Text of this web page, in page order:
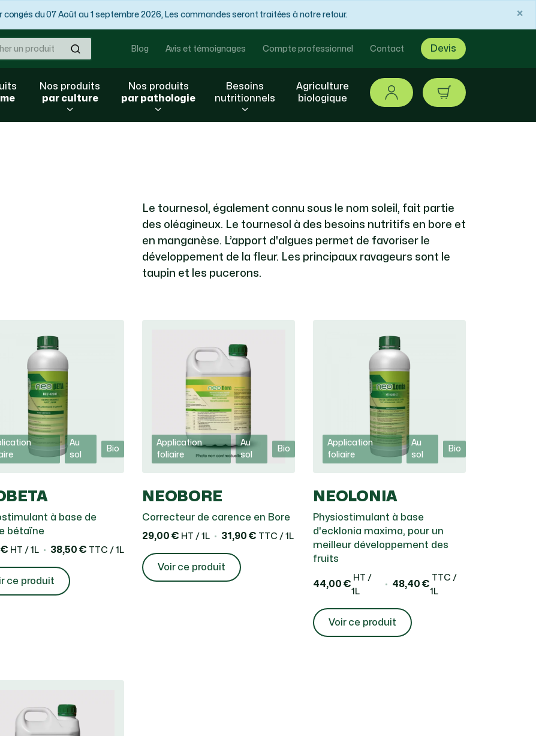
congés du 07 Août au 1 septembre 2026, Les commandes seront traitées à notre retour. ×
Blog Avis et témoignages Compte professionnel Contact Devis
Nos produits
par culture
Nos produits
par pathologie
Besoins
nutritionnels
Agriculture
biologique
Se connecterarticle / 0,00 €
Le tournesol, également connu sous le nom soleil, fait partie
des oléagineux. Le tournesol à des besoins nutritifs en bore et
en manganèse. L’apport d'algues permet de favoriser le
développement de la fleur. Les principaux ravageurs sont le
taupin et les pucerons.
Au
sol
Bio
à base de
bétaïne
€ HT / 1L 38,50 € TTC / 1L
ce produit
Application
foliaire
Au
sol
Bio
NEOBORE
Correcteur de carence en Bore
29,00 € HT / 1L 31,90 € TTC / 1L
Voir ce produit
Application
foliaire
Au
sol
Bio
NEOLONIA
Physiostimulant à base
d'ecklonia maxima, pour un
meilleur développement des
fruits
44,00 €
HT /
1L
48,40 €
TTC /
1L
Voir ce produit